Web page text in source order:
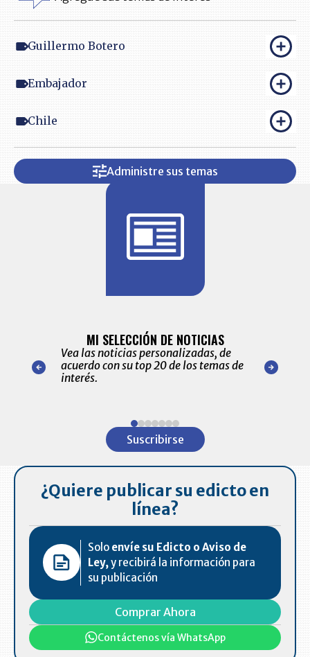
Guillermo Botero
Embajador
Chile
Administre sus temas
nuestro
para
MI SELECCIÓN DE NOTICIAS
Vea las noticias personalizadas, de
acuerdo con su top 20 de los temas de
interés.
de las
Suscribirse
¿Quiere publicar su edicto en
línea?
Solo envíe su Edicto o Aviso de
Ley, y recibirá la información para
su publicación
Comprar Ahora
Contáctenos vía WhatsApp